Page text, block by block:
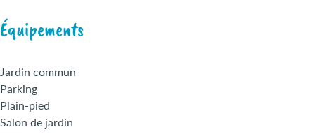
Sèche serviettes
Toilettes séparées
Nettoyage / ménage en fin de séjour inclus
Wifi gratuit
Équipements
Jardin commun
Parking
Plain-pied
Salon de jardin